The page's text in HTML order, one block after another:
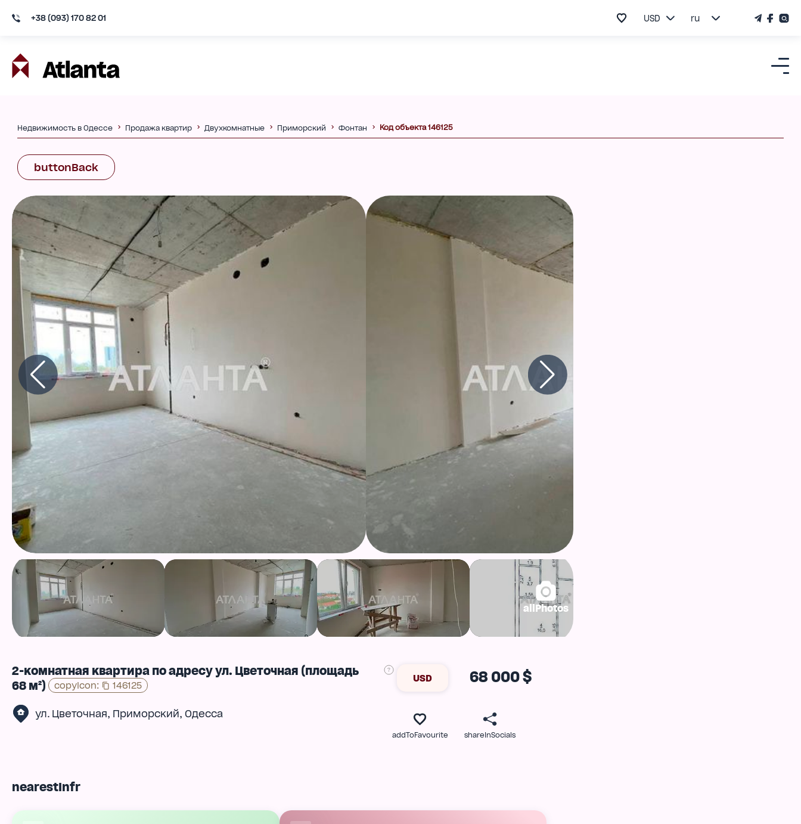
+38 (093) 170 82 01 USD ru
Недвижимость в Одессе Продажа квартир Двухкомнатные Приморский Фонтан Код объекта 146125
buttonBack
allPhotos
2-комнатная квартира по адресу ул. Цветочная (площадь
68 м²)
copyIcon: 146125
ул. Цветочная, Приморский, Одесса
USD 68 000 $
addToFavourite shareInSocials
nearestInfr